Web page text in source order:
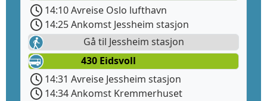
14:10 Avreise Oslo lufthavn
14:25 Ankomst Jessheim stasjon
Gå til Jessheim stasjon
430 Eidsvoll
14:31 Avreise Jessheim stasjon
14:34 Ankomst Kremmerhuset